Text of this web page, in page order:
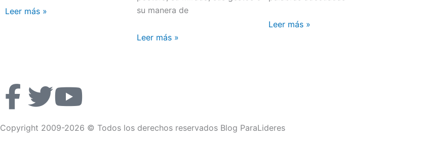
Leer más »
su manera de
Leer más »
Leer más »
F
a
T
w
Y
o
Copyright 2009-2026 © Todos los derechos reservados Blog ParaLideres